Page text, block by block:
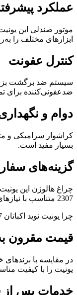
عملکرد
ابزارهای مختلف را
کنترل عفونت
سیستم ضد برگشت
ضدعفونی‌کننده برای
دوام و
کراشوار سرامیکی و
بسیار مفید است.
گزینه‌های
2307 متناسب با نیازهای خاص هر کلینیک تنظیم شود.
چرا یونیت نوید اکباتان S2307 انتخاب خوبی است؟
قیمت مقرون
در مقایسه با
یونیت را با کیفیت
خدمات پس